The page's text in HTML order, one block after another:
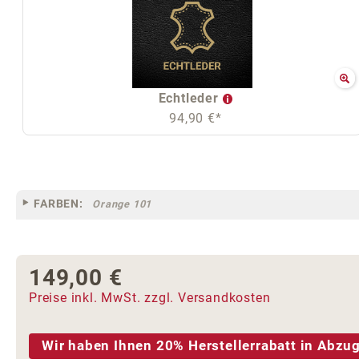
Echtleder
94,90 €*
FARBEN: Orange 101
Regulärer Preis:
149,00 €
Preise inkl. MwSt. zzgl. Versandkosten
Wir haben Ihnen 20% Herstellerrabatt in